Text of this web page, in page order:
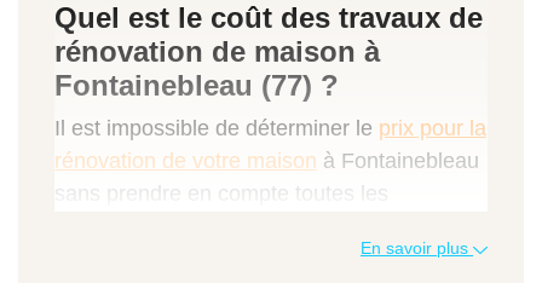
Quel est le coût des travaux de
rénovation de maison à
Fontainebleau (77) ?
Il est impossible de déterminer le prix pour la
rénovation de votre maison à Fontainebleau
sans prendre en compte toutes les
budget à prévoir pour le vôtre, utilisez notre
En savoir plus